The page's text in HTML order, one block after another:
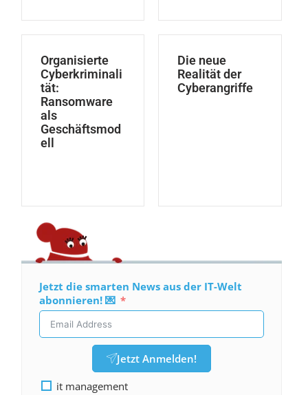
Organisierte
Cyberkriminali
tät:
Ransomware
als
Geschäftsmod
ell
Die neue
Realität der
Cyberangriffe
Jetzt die smarten News aus der IT-Welt
abonnieren! 💌
Jetzt Anmelden!
it management